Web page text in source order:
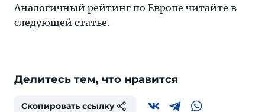
Аналогичный рейтинг по Европе читайте в
следующей статье.
Делитесь тем, что нравится
Скопировать ссылку